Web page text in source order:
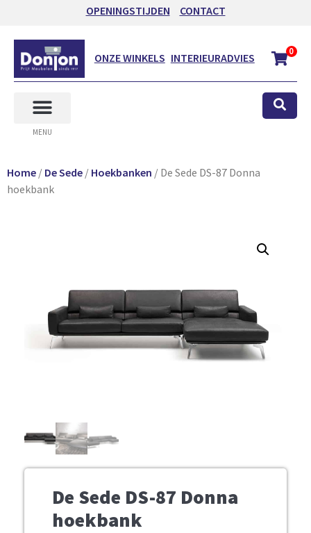
OPENINGSTIJDEN CONTACT
ONZE WINKELS INTERIEURADVIES 0
MENU
Home / De Sede / Hoekbanken / De Sede DS-87 Donna
hoekbank
De Sede DS-87 Donna
hoekbank